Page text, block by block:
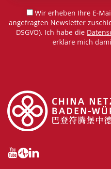
Wir erheben Ihre E-
angefragten Newsletter
DSGVO). Ich habe die
erkläre mich